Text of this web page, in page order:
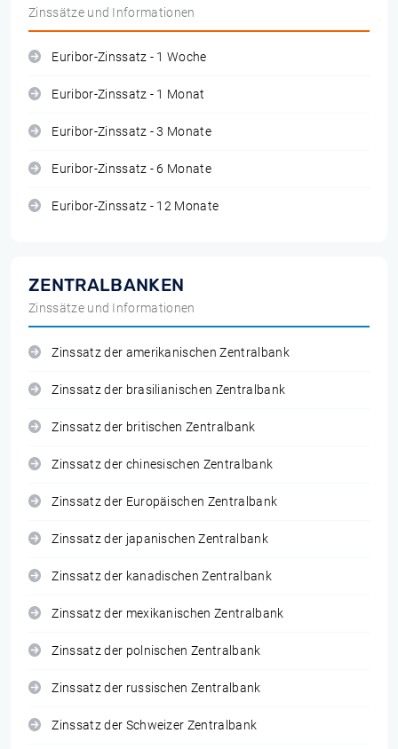
Zinssätze und Informationen
Euribor-Zinssatz - 1 Woche
Euribor-Zinssatz - 1 Monat
Euribor-Zinssatz - 3 Monate
Euribor-Zinssatz - 6 Monate
Euribor-Zinssatz - 12 Monate
ZENTRALBANKEN
Zinssätze und Informationen
Zinssatz der amerikanischen Zentralbank
Zinssatz der brasilianischen Zentralbank
Zinssatz der britischen Zentralbank
Zinssatz der chinesischen Zentralbank
Zinssatz der Europäischen Zentralbank
Zinssatz der japanischen Zentralbank
Zinssatz der kanadischen Zentralbank
Zinssatz der mexikanischen Zentralbank
Zinssatz der polnischen Zentralbank
Zinssatz der russischen Zentralbank
Zinssatz der Schweizer Zentralbank